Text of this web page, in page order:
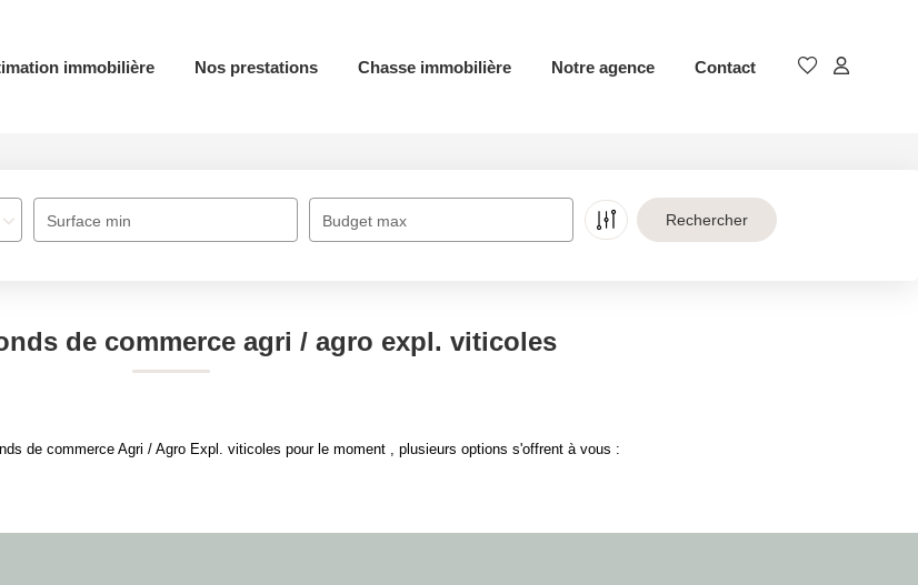
immobilière Nos prestations Chasse immobilière Notre agence Contact
Surface min Budget max
de commerce agri / agro expl. viticoles
de commerce Agri / Agro Expl. viticoles pour le moment , plusieurs options s'offrent à vous :